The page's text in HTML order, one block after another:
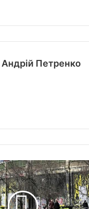
Андрій Петренко